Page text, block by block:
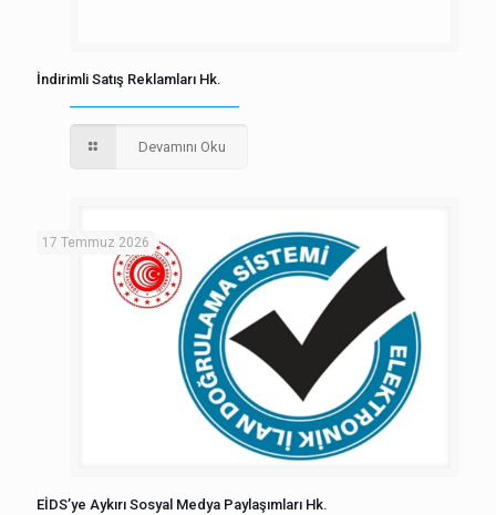
İndirimli Satış Reklamları Hk.
Devamını Oku
17 Temmuz 2026
EİDS’ye Aykırı Sosyal Medya Paylaşımları Hk.